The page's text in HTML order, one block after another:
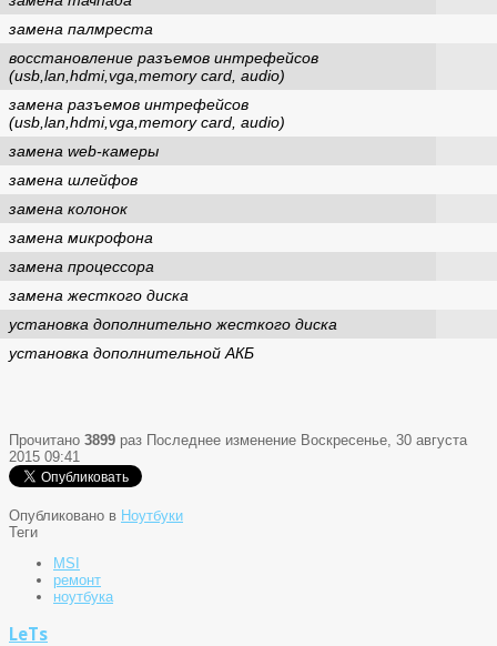
замена палмреста
восстановление разъемов интрефейсов
(usb,lan,hdmi,vga,memory card, audio)
замена разъемов интрефейсов
(usb,lan,hdmi,vga,memory card, audio)
замена web-камеры
замена шлейфов
замена колонок
замена микрофона
замена процессора
замена жесткого диска
установка дополнительно жесткого диска
установка дополнительной АКБ
Прочитано 3899 раз Последнее изменение Воскресенье, 30 августа
2015 09:41
Опубликовано в Ноутбуки
Теги
MSI
ремонт
ноутбука
LeTs